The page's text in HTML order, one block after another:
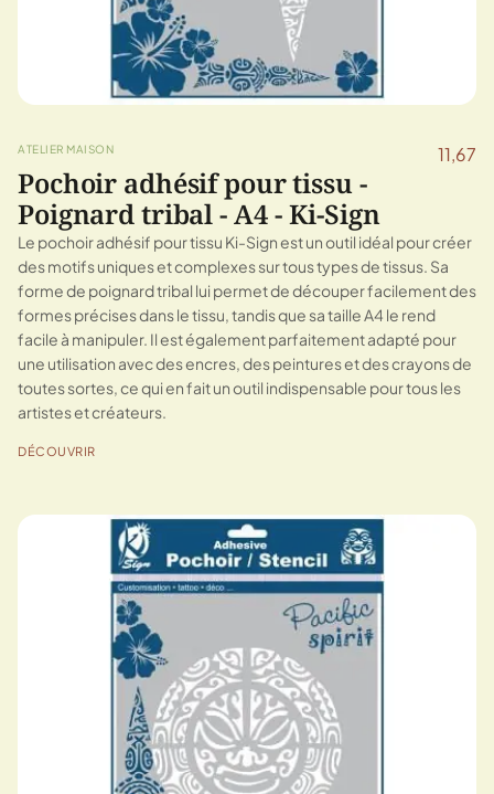
ATELIER MAISON 11,67
Pochoir adhésif pour tissu -
Poignard tribal - A4 - Ki-Sign
Le pochoir adhésif pour tissu Ki-Sign est un outil idéal pour créer
des motifs uniques et complexes sur tous types de tissus. Sa
forme de poignard tribal lui permet de découper facilement des
formes précises dans le tissu, tandis que sa taille A4 le rend
facile à manipuler. Il est également parfaitement adapté pour
une utilisation avec des encres, des peintures et des crayons de
toutes sortes, ce qui en fait un outil indispensable pour tous les
artistes et créateurs.
DÉCOUVRIR